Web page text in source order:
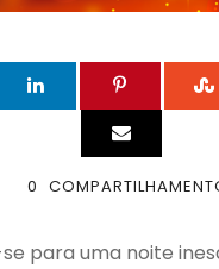
0
para uma noite